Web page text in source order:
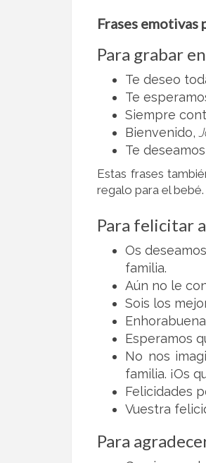
Frases emotivas
Para grabar
Te deseo
Te
Siempre
Bienvenido,
Te
Estas frases
regalo para el bebé.
Para felicitar
Os
familia.
Aún no le
Sois los
Esperamos
No nos
familia. ¡Os
Felicidades
Vuestra
Para